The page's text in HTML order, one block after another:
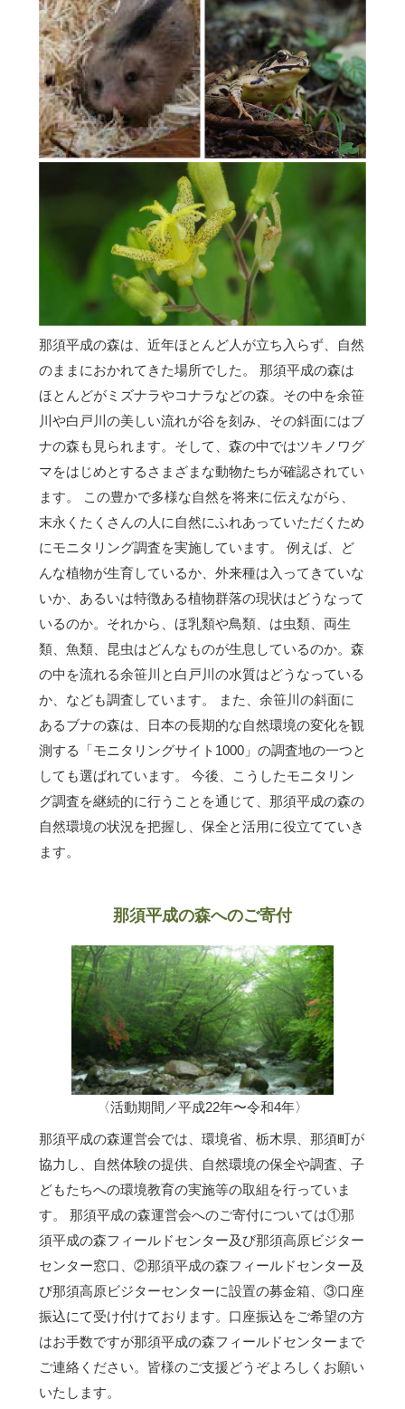
那須平成の森は、近年ほとんど人が立ち入らず、自然
のままにおかれてきた場所でした。 那須平成の森は
ほとんどがミズナラやコナラなどの森。その中を余笹
川や白戸川の美しい流れが谷を刻み、その斜面にはブ
ナの森も見られます。そして、森の中ではツキノワグ
マをはじめとするさまざまな動物たちが確認されてい
ます。 この豊かで多様な自然を将来に伝えながら、
末永くたくさんの人に自然にふれあっていただくため
にモニタリング調査を実施しています。 例えば、ど
んな植物が生育しているか、外来種は入ってきていな
いか、あるいは特徴ある植物群落の現状はどうなって
いるのか。それから、ほ乳類や鳥類、は虫類、両生
類、魚類、昆虫はどんなものが生息しているのか。森
の中を流れる余笹川と白戸川の水質はどうなっている
か、なども調査しています。 また、余笹川の斜面に
あるブナの森は、日本の長期的な自然環境の変化を観
測する「モニタリングサイト1000」の調査地の一つと
しても選ばれています。 今後、こうしたモニタリン
グ調査を継続的に行うことを通じて、那須平成の森の
自然環境の状況を把握し、保全と活用に役立てていき
ます。
那須平成の森へのご寄付
〈活動期間／平成22年〜令和4年〉
那須平成の森運営会では、環境省、栃木県、那須町が
協力し、自然体験の提供、自然環境の保全や調査、子
どもたちへの環境教育の実施等の取組を行っていま
す。 那須平成の森運営会へのご寄付については①那
須平成の森フィールドセンター及び那須高原ビジター
センター窓口、②那須平成の森フィールドセンター及
び那須高原ビジターセンターに設置の募金箱、③口座
振込にて受け付けております。口座振込をご希望の方
はお手数ですが那須平成の森フィールドセンターまで
ご連絡ください。皆様のご支援どうぞよろしくお願い
いたします。